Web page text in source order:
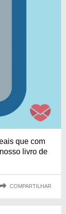
que com
livro de
COMPARTILHAR